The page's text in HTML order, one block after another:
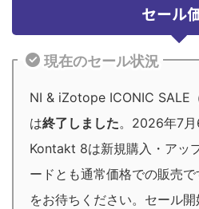
セール
現在のセール状況
NI & iZotope ICONIC SALE
は終了しました。2026年7月
Kontakt 8は新規購入・アッ
ードとも通常価格での販売
をお待ちください。セール